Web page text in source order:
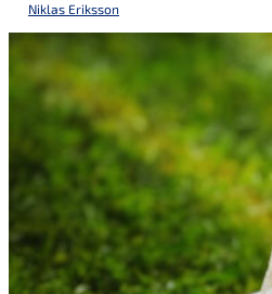
Niklas Eriksson